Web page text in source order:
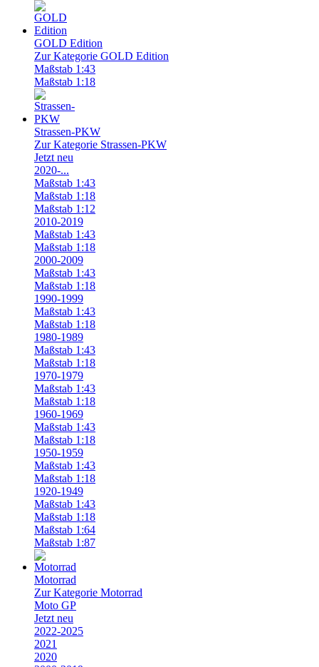
GOLD Edition
Zur Kategorie GOLD Edition
Maßstab 1:43
Maßstab 1:18
Strassen-PKW
Zur Kategorie Strassen-PKW
Jetzt neu
2020-...
Maßstab 1:43
Maßstab 1:18
Maßstab 1:12
2010-2019
Maßstab 1:43
Maßstab 1:18
2000-2009
Maßstab 1:43
Maßstab 1:18
1990-1999
Maßstab 1:43
Maßstab 1:18
1980-1989
Maßstab 1:43
Maßstab 1:18
1970-1979
Maßstab 1:43
Maßstab 1:18
1960-1969
Maßstab 1:43
Maßstab 1:18
1950-1959
Maßstab 1:43
Maßstab 1:18
1920-1949
Maßstab 1:43
Maßstab 1:18
Maßstab 1:64
Maßstab 1:87
Motorrad
Zur Kategorie Motorrad
Moto GP
Jetzt neu
2022-2025
2021
2020